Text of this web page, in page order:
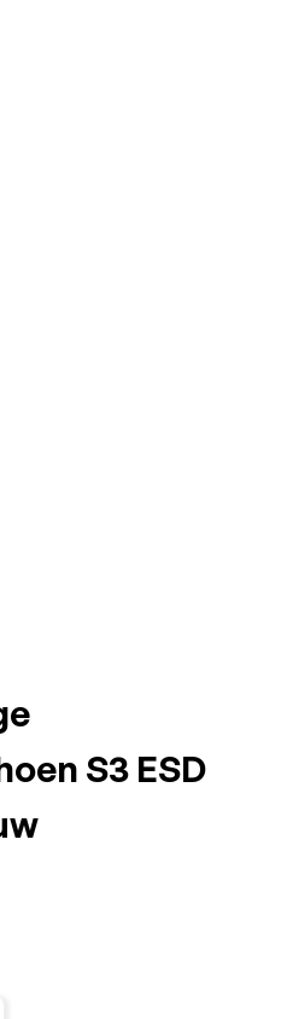
S3 ESD